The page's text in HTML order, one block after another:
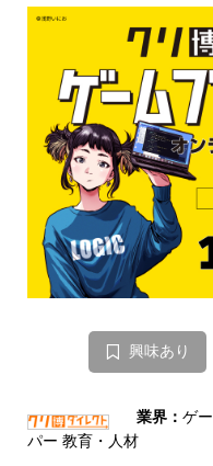
興味あり
業界： ゲ
パー 教育・人材